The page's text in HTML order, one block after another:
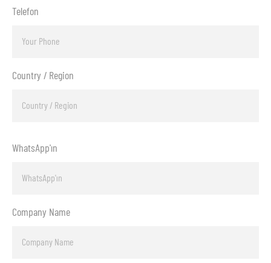
Telefon
Country / Region
WhatsApp'ın
Company Name